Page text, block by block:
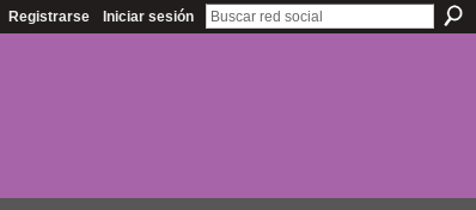
Registrarse Iniciar sesión